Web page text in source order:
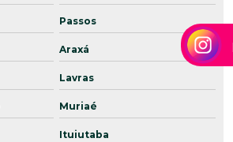
Passos
Araxá
Lavras
Muriaé
Ituiutaba